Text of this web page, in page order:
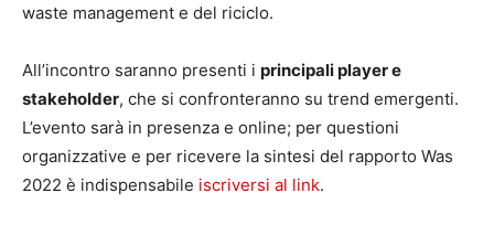
waste management e del riciclo.
All’incontro saranno presenti i principali player e
stakeholder, che si confronteranno su trend emergenti.
L’evento sarà in presenza e online; per questioni
organizzative e per ricevere la sintesi del rapporto Was
2022 è indispensabile iscriversi al link.